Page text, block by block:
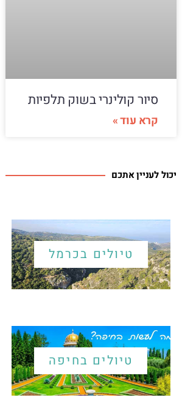
סיור קולינרי בשוק תלפיות
קרא עוד »
יכול לעניין אתכם
טיולים בכרמל
טיולים בחיפה